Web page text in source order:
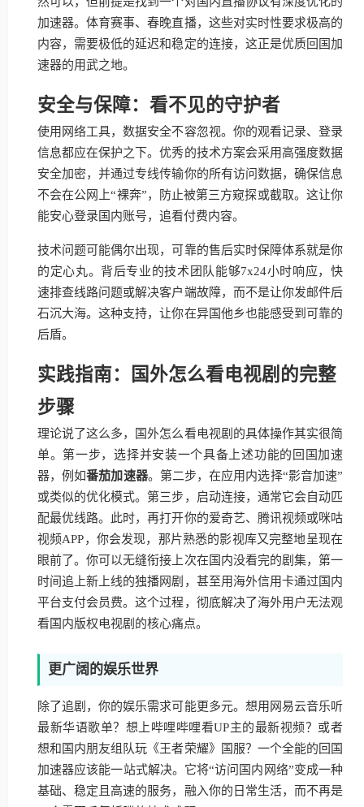
加速器。体育赛事、春晚直播，这些对实时性要求极高的
内容，需要极低的延迟和稳定的连接，这正是优质回国加
速器的用武之地。
安全与保障：看不见的守护者
使用网络工具，数据安全不容忽视。你的观看记录、登录
信息都应在保护之下。优秀的技术方案会采用高强度数据
安全加密，并通过专线传输你的所有访问数据，确保信息
不会在公网上“裸奔”，防止被第三方窥探或截取。这让你
能安心登录国内账号，追看付费内容。
技术问题可能偶尔出现，可靠的售后实时保障体系就是你
的定心丸。背后专业的技术团队能够7x24小时响应，快
速排查线路问题或解决客户端故障，而不是让你发邮件后
石沉大海。这种支持，让你在异国他乡也能感受到可靠的
后盾。
实践指南：国外怎么看电视剧的完整
步骤
理论说了这么多，国外怎么看电视剧的具体操作其实很简
单。第一步，选择并安装一个具备上述功能的回国加速
器，例如番茄加速器。第二步，在应用内选择“影音加速”
或类似的优化模式。第三步，启动连接，通常它会自动匹
配最优线路。此时，再打开你的爱奇艺、腾讯视频或咪咕
视频APP，你会发现，那片熟悉的影视库又完整地呈现在
眼前了。你可以无缝衔接上次在国内没看完的剧集，第一
时间追上新上线的独播网剧，甚至用海外信用卡通过国内
平台支付会员费。这个过程，彻底解决了海外用户无法观
看国内版权电视剧的核心痛点。
更广阔的娱乐世界
除了追剧，你的娱乐需求可能更多元。想用网易云音乐听
最新华语歌单？想上哔哩哔哩看UP主的最新视频？或者
想和国内朋友组队玩《王者荣耀》国服？一个全能的回国
加速器应该能一站式解决。它将“访问国内网络”变成一种
基础、稳定且高速的服务，融入你的日常生活，而不再是